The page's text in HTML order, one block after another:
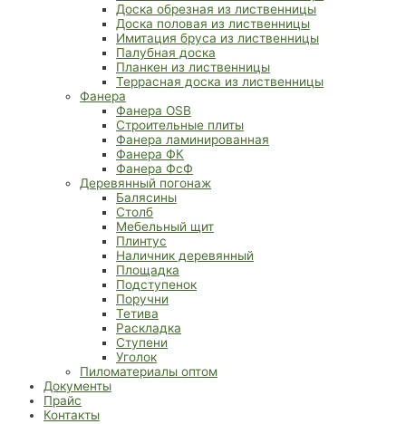
Доска обрезная из лиственницы
Доска половая из лиственницы
Имитация бруса из лиственницы
Палубная доска
Планкен из лиственницы
Террасная доска из лиственницы
Фанера
Фанера OSB
Строительные плиты
Фанера ламинированная
Фанера ФК
Фанера ФсФ
Деревянный погонаж
Балясины
Столб
Мебельный щит
Плинтус
Наличник деревянный
Площадка
Подступенок
Поручни
Тетива
Раскладка
Ступени
Уголок
Пиломатериалы оптом
Документы
Прайс
Контакты